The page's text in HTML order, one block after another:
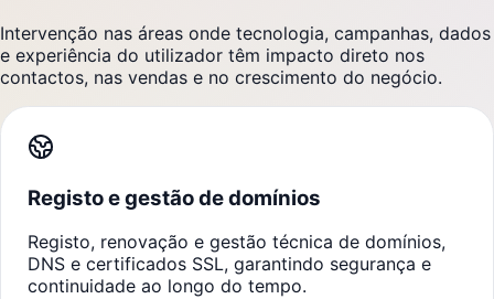
Intervenção nas áreas onde tecnologia, campanhas, dados
e experiência do utilizador têm impacto direto nos
contactos, nas vendas e no crescimento do negócio.
Registo e gestão de domínios
Registo, renovação e gestão técnica de domínios,
DNS e certificados SSL, garantindo segurança e
continuidade ao longo do tempo.